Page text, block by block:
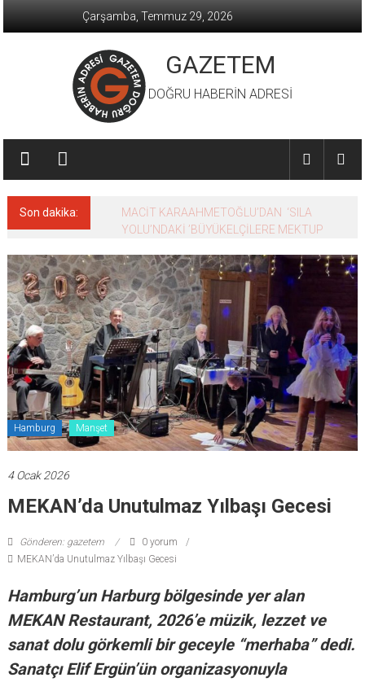
Çarşamba, Temmuz 29, 2026
GAZETEM
DOĞRU HABERİN ADRESİ
Son dakika:
MACİT KARAAHMETOĞLU’DAN ‘SILA
YOLU’NDAKİ ’BÜYÜKELÇİLERE MEKTUP
Hamburg Manşet
4 Ocak 2026
MEKAN’da Unutulmaz Yılbaşı Gecesi
Gönderen: gazetem
0 yorum
MEKAN’da Unutulmaz Yılbaşı Gecesi
Hamburg’un Harburg bölgesinde yer alan
MEKAN Restaurant, 2026’e müzik, lezzet ve
sanat dolu görkemli bir geceyle “merhaba” dedi.
Sanatçı Elif Ergün’ün organizasyonuyla